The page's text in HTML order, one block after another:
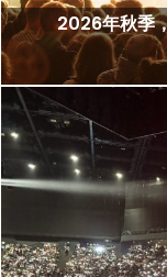
2026年秋季